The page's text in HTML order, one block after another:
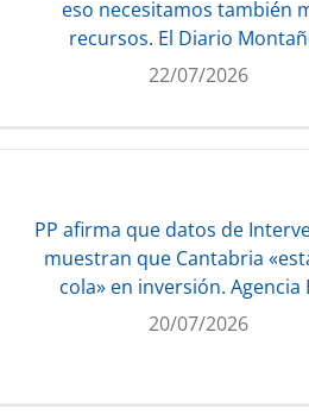
eso necesitamos también
recursos. El Diario
22/07/2026
PP afirma que datos de
muestran que Cantabria
cola» en inversión. Agencia
20/07/2026